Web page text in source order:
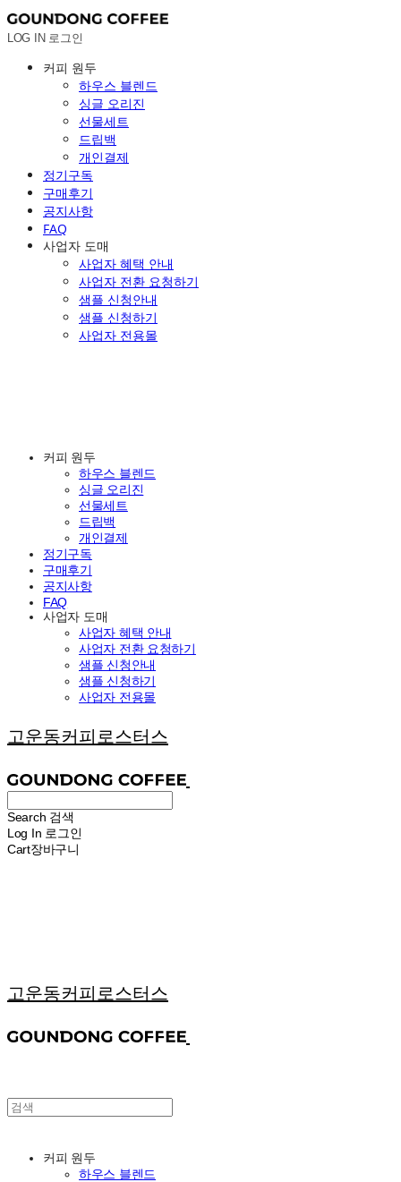
LOG IN 로그인
커피 원두
하우스 블렌드
싱글 오리진
선물세트
드립백
개인결제
정기구독
구매후기
공지사항
FAQ
사업자 도매
사업자 혜택 안내
사업자 전환 요청하기
샘플 신청안내
샘플 신청하기
사업자 전용몰
커피 원두
하우스 블렌드
싱글 오리진
선물세트
드립백
개인결제
정기구독
구매후기
공지사항
FAQ
사업자 도매
사업자 혜택 안내
사업자 전환 요청하기
샘플 신청안내
샘플 신청하기
사업자 전용몰
고운동커피로스터스
Search 검색
Log In 로그인
Cart장바구니
고운동커피로스터스
커피 원두
하우스 블렌드